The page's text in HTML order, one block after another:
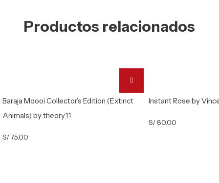
Productos relacionados
Baraja Moooi Collector’s Edition (Extinct
Animals) by theory11
S/75.00
Instant Rose by
S/80.00